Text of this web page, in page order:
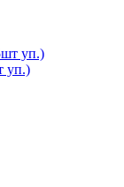
уп.)